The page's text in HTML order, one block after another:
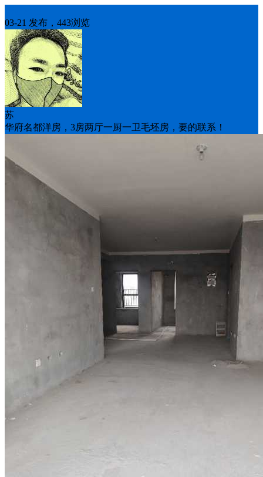
03-21 发布，443浏览
苏
华府名都洋房，3房两厅一厨一卫毛坯房，要的联系！